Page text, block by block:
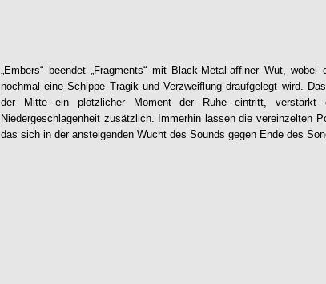
„Embers“ beendet „ Fragments“ mit Black-Metal-affiner Wut, wobei
nochmal eine Schippe Tragik und Verzweiflung draufgelegt wird.
der Mitte ein plötzlicher Moment der Ruhe eintritt, verstärkt
Niedergeschlagenheit zusätzlich. Immerhin lassen die vereinzelten
das sich in der ansteigenden Wucht des Sounds gegen Ende des